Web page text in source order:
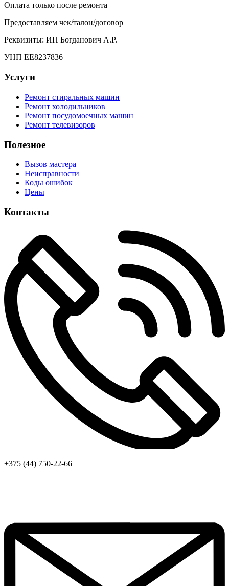
Оплата только после ремонта
Предоставляем чек/талон/договор
Реквизиты: ИП Богданович А.Р.
УНП EE8237836
Услуги
Ремонт стиральных машин
Ремонт холодильников
Ремонт посудомоечных машин
Ремонт телевизоров
Полезное
Вызов мастера
Неисправности
Коды ошибок
Цены
Контакты
+375 (44) 750-22-66